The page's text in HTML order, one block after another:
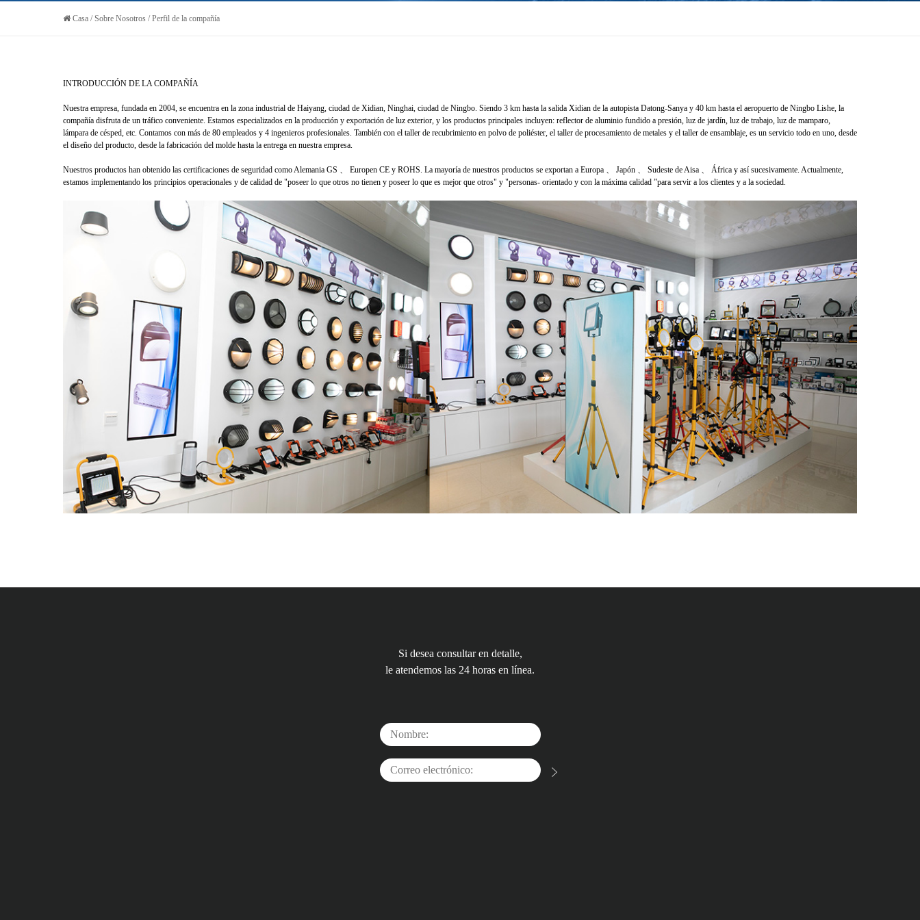
Casa /Sobre Nosotros /Perfil de la compañía
INTRODUCCIÓN DE LA COMPAÑÍA
Nuestra empresa, fundada en 2004, se encuentra en la zona industrial de Haiyang, ciudad de Xidian, Ninghai, ciudad de Ningbo. Siendo 3 km hasta la salida Xidian de la autopista Datong-Sanya y 40 km hasta el aeropuerto de Ningbo Lishe, la
compañía disfruta de un tráfico conveniente. Estamos especializados en la producción y exportación de luz exterior, y los productos principales incluyen: reflector de aluminio fundido a presión, luz de jardín, luz de trabajo, luz de mamparo,
lámpara de césped, etc. Contamos con más de 80 empleados y 4 ingenieros profesionales. También con el taller de recubrimiento en polvo de poliéster, el taller de procesamiento de metales y el taller de ensamblaje, es un servicio todo en uno, desde
el diseño del producto, desde la fabricación del molde hasta la entrega en nuestra empresa.
Nuestros productos han obtenido las certificaciones de seguridad como Alemania GS 、 Europen CE y ROHS. La mayoría de nuestros productos se exportan a Europa 、 Japón 、 Sudeste de Aisa 、 África y así sucesivamente. Actualmente,
estamos implementando los principios operacionales y de calidad de "poseer lo que otros no tienen y poseer lo que es mejor que otros" y "personas- orientado y con la máxima calidad ”para servir a los clientes y a la sociedad.
Si desea consultar en detalle,
le atendemos las 24 horas en línea.